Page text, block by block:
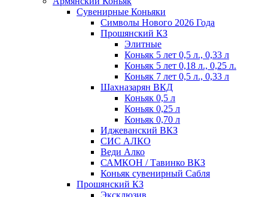
Сувенирные Коньяки
Символы Нового 2026 Года
Прошянский КЗ
Элитные
Коньяк 5 лет 0,5 л., 0,33 л
Коньяк 5 лет 0,18 л., 0,25 л.
Коньяк 7 лет 0,5 л., 0,33 л
Шахназарян ВКД
Коньяк 0,5 л
Коньяк 0,25 л
Коньяк 0,70 л
Иджеванский ВКЗ
СИС АЛКО
Веди Алко
САМКОН / Тавинко ВКЗ
Коньяк сувенирный Сабля
Прошянский КЗ
Эксклюзив